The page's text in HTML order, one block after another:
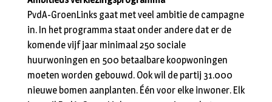
PvdA-GroenLinks gaat met veel ambitie de campagne
in. In het programma staat onder andere dat er de
komende vijf jaar minimaal 250 sociale
huurwoningen en 500 betaalbare koopwoningen
moeten worden gebouwd. Ook wil de partij 31.000
nieuwe bomen aanplanten. Één voor elke inwoner. Elk